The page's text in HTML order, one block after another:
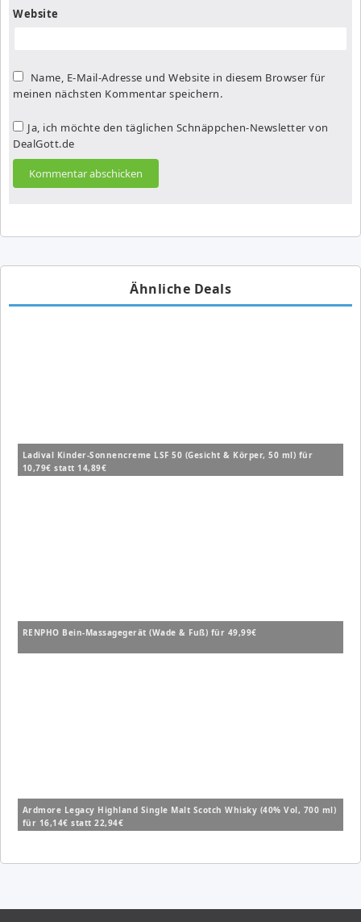
Website
Name, E-Mail-Adresse und Website in diesem Browser für
meinen nächsten Kommentar speichern.
Ja, ich möchte den täglichen Schnäppchen-Newsletter von
DealGott.de
Ähnliche Deals
Ladival Kinder-Sonnencreme LSF 50 (Gesicht & Körper, 50 ml) für
10,79€ statt 14,89€
RENPHO Bein-Massagegerät (Wade & Fuß) für 49,99€
Ardmore Legacy Highland Single Malt Scotch Whisky (40% Vol, 700 ml)
für 16,14€ statt 22,94€